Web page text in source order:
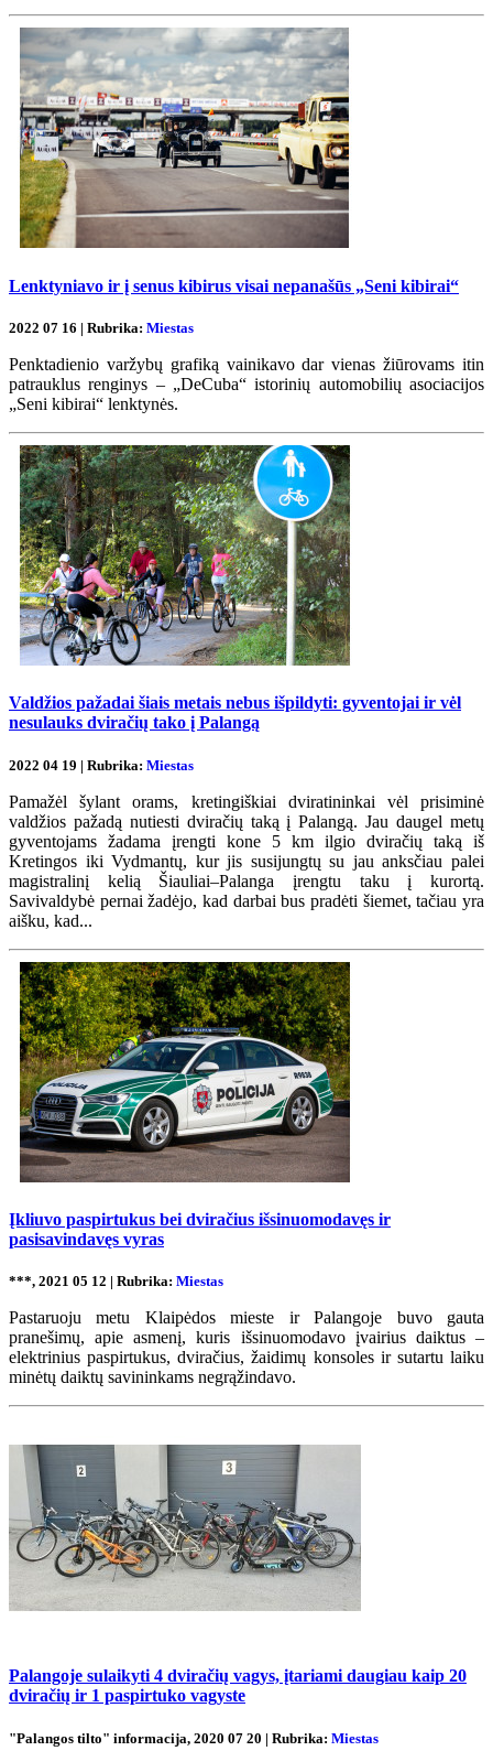
Lenktyniavo ir į senus kibirus visai nepanašūs „Seni kibirai“
2022 07 16 | Rubrika: Miestas
Penktadienio varžybų grafiką vainikavo dar vienas žiūrovams itin
patrauklus renginys – „DeCuba“ istorinių automobilių asociacijos
„Seni kibirai“ lenktynės.
Valdžios pažadai šiais metais nebus išpildyti: gyventojai ir vėl
nesulauks dviračių tako į Palangą
2022 04 19 | Rubrika: Miestas
Pamažėl šylant orams, kretingiškiai dviratininkai vėl prisiminė
valdžios pažadą nutiesti dviračių taką į Palangą. Jau daugel metų
gyventojams žadama įrengti kone 5 km ilgio dviračių taką iš
Kretingos iki Vydmantų, kur jis susijungtų su jau anksčiau palei
magistralinį kelią Šiauliai–Palanga įrengtu taku į kurortą.
Savivaldybė pernai žadėjo, kad darbai bus pradėti šiemet, tačiau yra
aišku, kad...
Įkliuvo paspirtukus bei dviračius išsinuomodavęs ir
pasisavindavęs vyras
***, 2021 05 12 | Rubrika: Miestas
Pastaruoju metu Klaipėdos mieste ir Palangoje buvo gauta
pranešimų, apie asmenį, kuris išsinuomodavo įvairius daiktus –
elektrinius paspirtukus, dviračius, žaidimų konsoles ir sutartu laiku
minėtų daiktų savininkams negrąžindavo.
Palangoje sulaikyti 4 dviračių vagys, įtariami daugiau kaip 20
dviračių ir 1 paspirtuko vagyste
"Palangos tilto" informacija, 2020 07 20 | Rubrika: Miestas